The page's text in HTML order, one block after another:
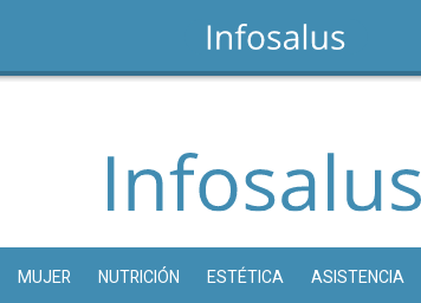
MUJER NUTRICIÓN ESTÉTICA ASISTENCIA